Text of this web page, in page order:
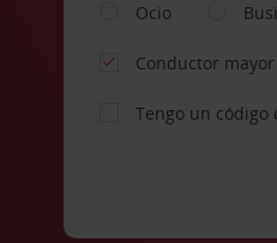
Ocio
Conductor
Tengo un código